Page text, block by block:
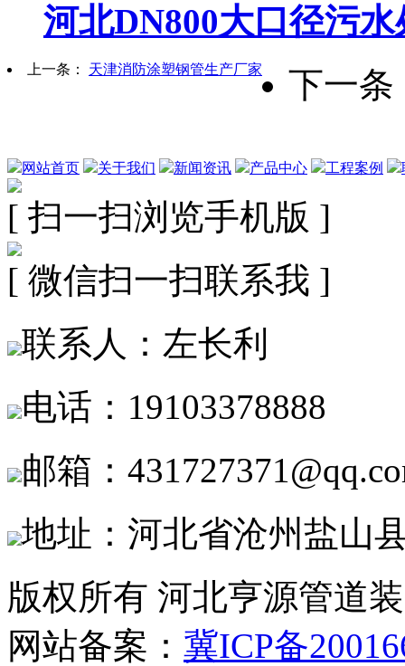
河北DN800大口径污
上一条： 天津消防涂塑钢管生产厂家 下一
网站首页 关于我们 新闻资讯 产品中心 工程案例
[ 扫一扫浏览手机版 ]
[ 微信扫一扫联系我 ]
联系人：左长利
电话：19103378888
邮箱：
地址：河北省沧州盐山
版权所有 河北亨源管道
网站备案： 冀ICP备